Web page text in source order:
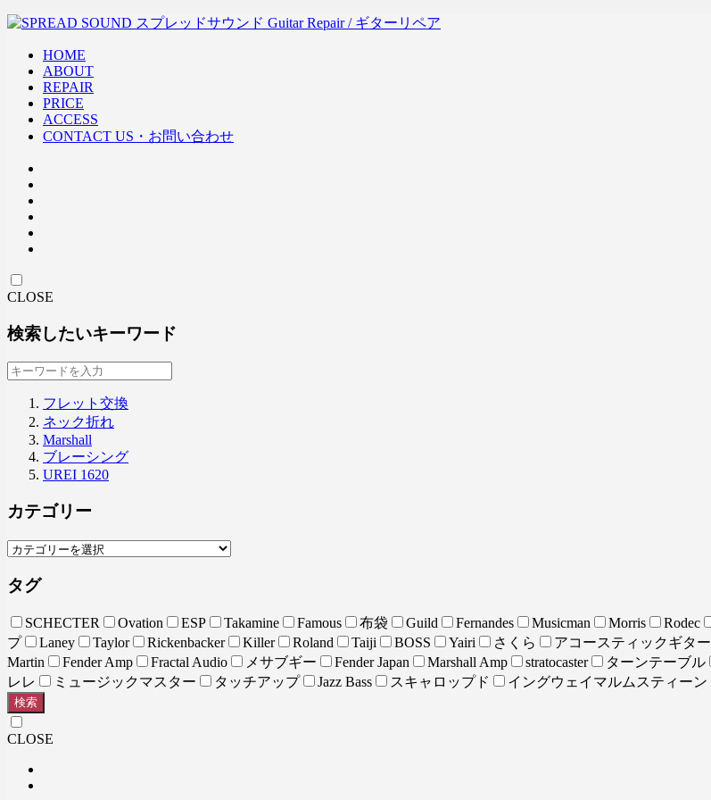
HOME
ABOUT
REPAIR
PRICE
ACCESS
CONTACT US・お問い合わせ
CLOSE
検索したいキーワード
フレット交換
ネック折れ
Marshall
ブレーシング
UREI 1620
カテゴリー
タグ
SCHECTER Ovation ESP Takamine Famous 布袋 Guild Fernandes Musicman Morris Rodec
プ
Laney Taylor Rickenbacker Killer Roland Taiji BOSS Yairi さくら アコースティックギター
Martin
Fender Amp Fractal Audio メサブギー Fender Japan Marshall Amp stratocaster ターンテーブル
レレ
ミュージックマスター タッチアップ Jazz Bass スキャロップド イングウェイマルムスティーン
検索
CLOSE